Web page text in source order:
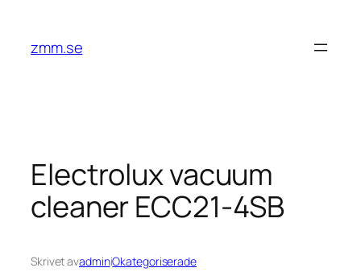
innehåll
zmm.se
Electrolux vacuum
cleaner ECC21-4SB
Skrivet avadminiOkategoriserade